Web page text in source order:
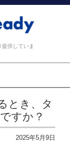
供していま
とき、タ
すか？
2025年5月9日